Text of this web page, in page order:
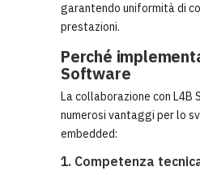
garantendo uniformità di
prestazioni.
Perché
Software
La collaborazione con
numerosi vantaggi per lo
embedded:
1. Competenza